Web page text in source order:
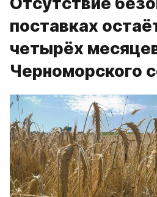
поставках
четырёх
Черноморского